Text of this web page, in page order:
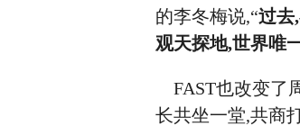
的李冬梅说,“过去
观天探地,世界唯一
FAST也改变了
长共坐一堂,共商